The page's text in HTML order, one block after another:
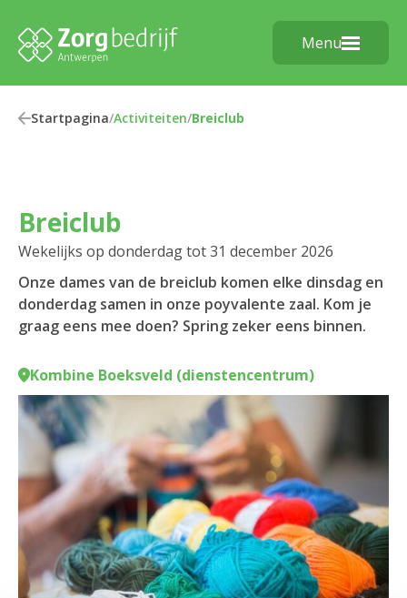
Menu
Startpagina/Activiteiten/Breiclub
Breiclub
Wekelijks op donderdag tot 31 december 2026
Onze dames van de breiclub komen elke dinsdag en
donderdag samen in onze poyvalente zaal. Kom je
graag eens mee doen? Spring zeker eens binnen.
Kombine Boeksveld (dienstencentrum)